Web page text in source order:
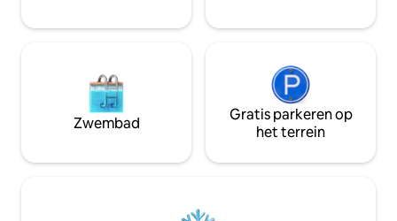
Zwembad
Gratis parkeren op
het terrein